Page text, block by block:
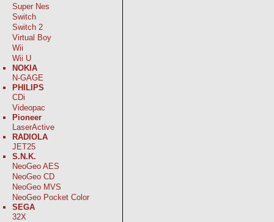
Super Nes
Switch
Switch 2
Virtual Boy
Wii
Wii U
NOKIA
N-GAGE
PHILIPS
CDi
Videopac
Pioneer
LaserActive
RADIOLA
JET25
S.N.K.
NeoGeo AES
NeoGeo CD
NeoGeo MVS
NeoGeo Pocket Color
SEGA
32X